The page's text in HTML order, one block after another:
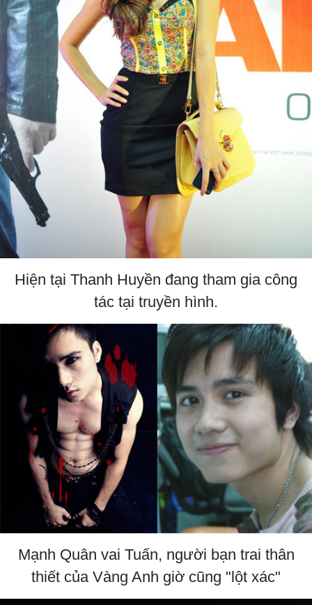
Hiện tại Thanh Huyền đang tham gia công
tác tại truyền hình.
Mạnh Quân vai Tuấn, người bạn trai thân
thiết của Vàng Anh giờ cũng "lột xác"